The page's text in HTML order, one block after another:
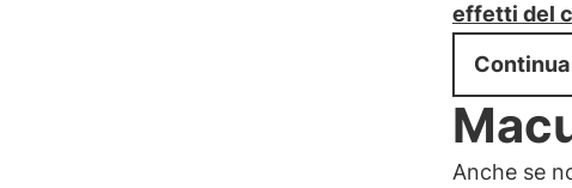
effetti del
Continua
Anche se